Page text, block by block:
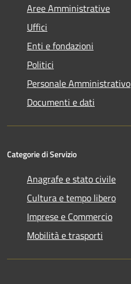
Aree Amministrative
Uffici
Enti e fondazioni
Politici
Personale Amministrativo
Documenti e dati
Categorie di Servizio
Anagrafe e stato civile
Cultura e tempo libero
Imprese e Commercio
Mobilità e trasporti